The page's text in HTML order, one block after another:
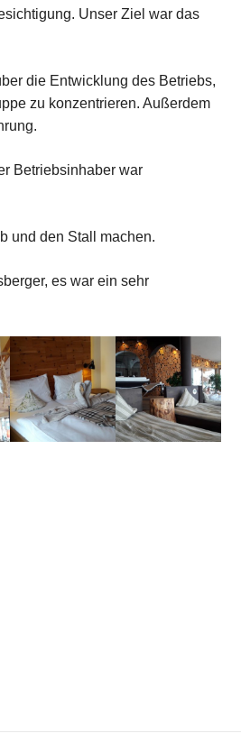
Unser Ziel war das
die Entwicklung des Betriebs,
zu konzentrieren. Außerdem
Betriebsinhaber war
und den Stall machen.
es war ein sehr